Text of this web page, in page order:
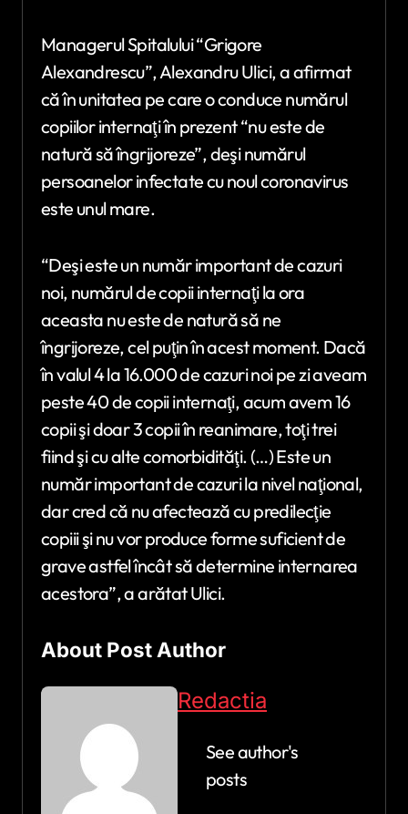
Managerul Spitalului “Grigore
Alexandrescu”, Alexandru Ulici, a afirmat
că în unitatea pe care o conduce numărul
copiilor internaţi în prezent “nu este de
natură să îngrijoreze”, deşi numărul
persoanelor infectate cu noul coronavirus
este unul mare.
“Deşi este un număr important de cazuri
noi, numărul de copii internaţi la ora
aceasta nu este de natură să ne
îngrijoreze, cel puţin în acest moment. Dacă
în valul 4 la 16.000 de cazuri noi pe zi aveam
peste 40 de copii internaţi, acum avem 16
copii şi doar 3 copii în reanimare, toţi trei
fiind şi cu alte comorbidităţi. (…) Este un
număr important de cazuri la nivel naţional,
dar cred că nu afectează cu predilecţie
copiii şi nu vor produce forme suficient de
grave astfel încât să determine internarea
acestora”, a arătat Ulici.
About Post Author
Redactia
See author's
posts